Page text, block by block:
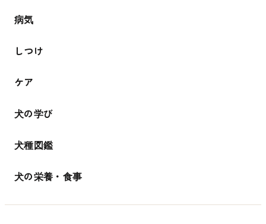
病気
しつけ
ケア
犬の学び
犬種図鑑
犬の栄養・食事